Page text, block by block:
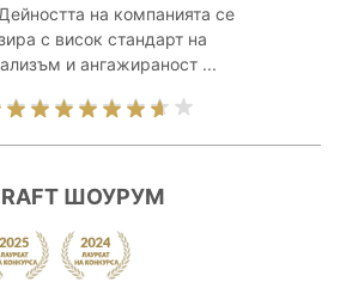
на компанията се
с висок стандарт на
и ангажираност ...
ШОУРУМ